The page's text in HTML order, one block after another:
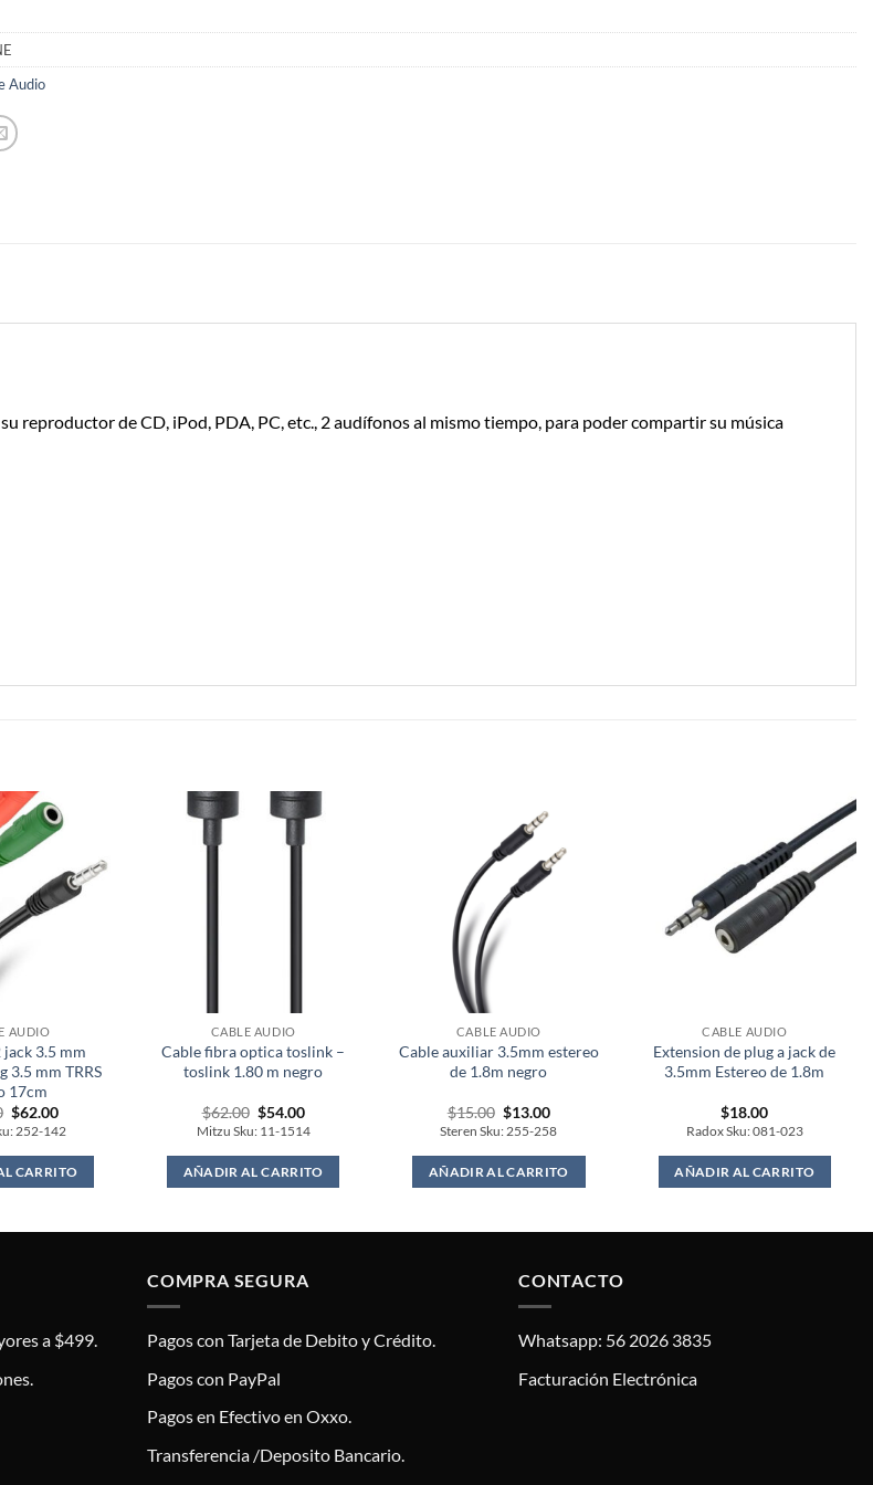
Audio
reproductor de CD, iPod, PDA, PC, etc., 2 audífonos al mismo tiempo, para poder compartir su música
AUDIO
jack 3.5 mm
3.5 mm TRRS
17cm
Original
price
was:
$69.00.
$62.00Current
price
is:
$62.00.
252-142
CARRITO
CABLE AUDIO
Cable fibra optica toslink –
toslink 1.80 m negro
$62.00 Original
price
was:
$62.00.
$54.00Current
price
is:
$54.00.
Mitzu Sku: 11-1514
AÑADIR AL CARRITO
CABLE AUDIO
Cable auxiliar 3.5mm estereo
de 1.8m negro
$15.00 Original
price
was:
$15.00.
$13.00Current
price
is:
$13.00.
Steren Sku: 255-258
AÑADIR AL CARRITO
CABLE AUDIO
Extension de plug a jack de
3.5mm Estereo de 1.8m
$18.00
Radox Sku: 081-023
AÑADIR AL CARRITO
a $499.
COMPRA SEGURA
Pagos con Tarjeta de Debito y Crédito.
Pagos con PayPal
Pagos en Efectivo en Oxxo.
Transferencia /Deposito Bancario.
CONTACTO
Whatsapp: 56 2026 3835
Facturación Electrónica